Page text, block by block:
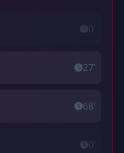
0'
27'
68'
0'